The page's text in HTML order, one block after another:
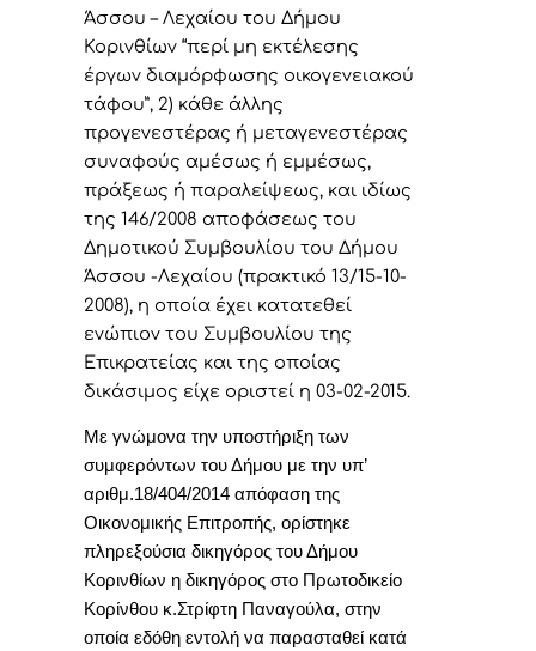
Άσσου – Λεχαίου του Δήμου
Κορινθίων “περί μη εκτέλεσης
έργων διαμόρφωσης οικογενειακού
τάφου”, 2) κάθε άλλης
προγενεστέρας ή μεταγενεστέρας
συναφούς αμέσως ή εμμέσως,
πράξεως ή παραλείψεως, και ιδίως
της 146/2008 αποφάσεως του
Δημοτικού Συμβουλίου του Δήμου
Άσσου -Λεχαίου (πρακτικό 13/15-10-
2008), η οποία έχει κατατεθεί
ενώπιον του Συμβουλίου της
Επικρατείας και της οποίας
δικάσιμος είχε οριστεί η 03-02-2015.
Με γνώμονα την υποστήριξη των
συμφερόντων του Δήμου με την υπ’
αριθμ.18/404/2014 απόφαση της
Οικονομικής Επιτροπής, ορίστηκε
πληρεξούσια δικηγόρος του Δήμου
Κορινθίων η δικηγόρος στο Πρωτοδικείο
Κορίνθου κ.Στρίφτη Παναγούλα, στην
οποία εδόθη εντολή να παρασταθεί κατά